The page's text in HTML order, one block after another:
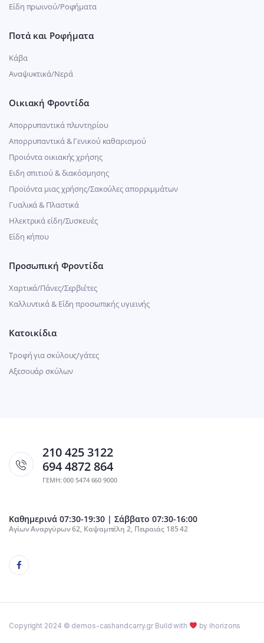
Είδη πρωινού/Ροφήματα
Ποτά και Ροφήματα
Κάβα
Αναψυκτικά/Νερά
Οικιακή Φροντίδα
Απορρυπαντικά πλυντηρίου
Απορρυπαντικά & Γενικού καθαρισμού
Προιόντα οικιακής χρήσης
Ειδη σπιτιού & διακόσμησης
Προϊόντα μιας χρήσης/Σακούλες απορριμμάτων
Γυαλικά & Πλαστικά
Ηλεκτρικά είδη/Συσκευές
Είδη κήπου
Προσωπική Φροντίδα
Χαρτικά/Πάνες/Σερβιέτες
Καλλυντικά & Είδη προσωπικής υγιεινής
Κατοικίδια
Τροφή για σκύλους/γάτες
Αξεσουάρ σκύλων
210 425 3122
694 4872 864
ΓΕΜΗ: 000 5474 660 9000
Καθημερινά 07:30-19:30 | Σάββατο 07:30-16:00
Αγίων Αναργύρων 62, Καψαμπέλη 2, Πειραιάς 185 42
Copyright 2024 © demos-cashandcarry.gr Build with by ihorizons